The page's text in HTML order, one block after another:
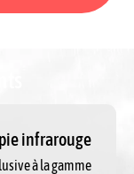
infrarouge
à la gamme